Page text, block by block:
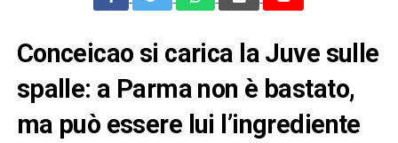
Conceicao si carica la Juve sulle
spalle: a Parma non è bastato,
ma può essere lui l’ingrediente